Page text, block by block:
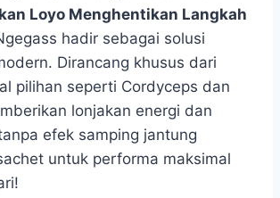
Loyo Menghentikan Langkah
hadir sebagai solusi
Dirancang khusus dari
pilihan seperti Cordyceps dan
lonjakan energi dan
efek samping jantung
untuk performa maksimal